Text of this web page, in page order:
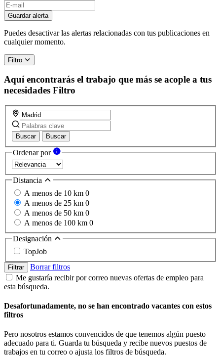
Guardar alerta
Puedes desactivar las alertas relacionadas con tus publicaciones en
cualquier momento.
Filtro
Aquí encontrarás el trabajo que más se acople a tus
necesidades Filtro
Buscar Buscar
Ordenar por
Distancia
A menos de 10 km 0
A menos de 25 km 0
A menos de 50 km 0
A menos de 100 km 0
Designación
TopJob
Filtrar
Borrar filtros
Me gustaría recibir por correo nuevas ofertas de empleo para
esta búsqueda.
Desafortunadamente, no se han encontrado vacantes con estos
filtros
Pero nosotros estamos convencidos de que tenemos algún puesto
adecuado para ti. Guarda tu búsqueda y recibe nuevos puestos de
trabajos en tu correo o ajusta los filtros de búsqueda.